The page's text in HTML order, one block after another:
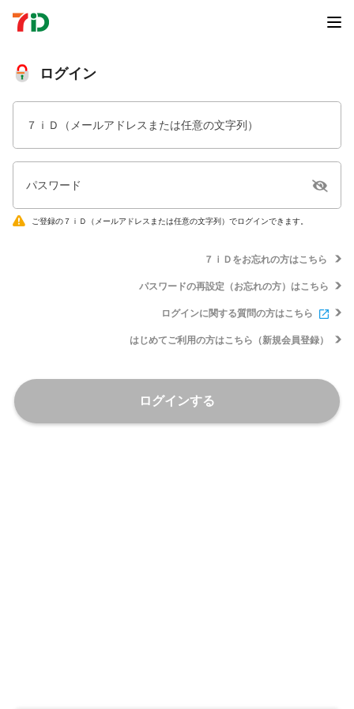
ログイン
７ｉＤ（メールアドレスまたは任意の文字列）
パスワード
ご登録の７ｉＤ（メールアドレスまたは任意の文字列）でログインできます。
７ｉＤをお忘れの方はこちら
パスワードの再設定（お忘れの方）はこちら
ログインに関する質問の方はこちら
はじめてご利用の方はこちら（新規会員登録）
ログインする